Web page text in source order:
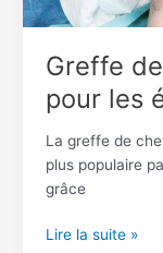
Greffe
pour les
La greffe de
plus populaire
grâce
Lire la suite »